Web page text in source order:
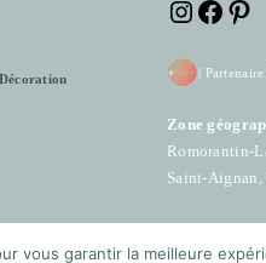
Instagram
|
Zone
Romorantin-
Saint-
vous garantir la meilleure